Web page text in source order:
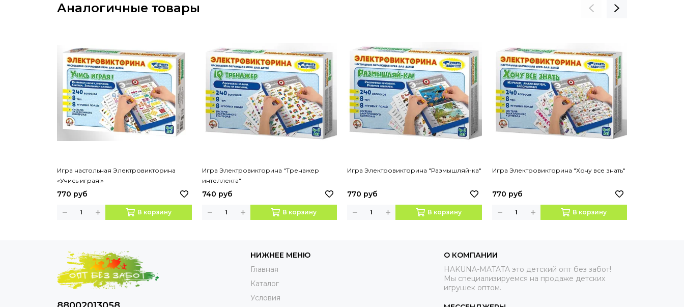
Аналогичные товары
Игра настольная Электровикторина
«Учись играя!»
770 руб
В корзину
Игра Электровикторина "Тренажер
интеллекта"
740 руб
В корзину
Игра Электровикторина "Размышляй-ка"
770 руб
В корзину
Игра Электровикторина "Хочу все знать"
770 руб
В корзину
НИЖНЕЕ МЕНЮ
Главная
Каталог
Условия
О КОМПАНИИ
HAKUNA-MATATA это детский опт без забот!
Мы специализируемся на продаже детских
игрушек оптом.